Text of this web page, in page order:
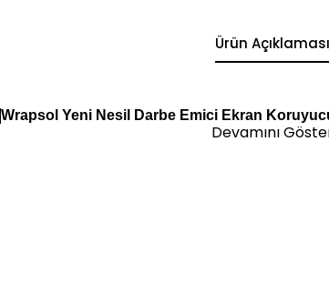
Ürün Açıklaması
Wrapsol Yeni Nesil Darbe Emici Ekran
Devamını